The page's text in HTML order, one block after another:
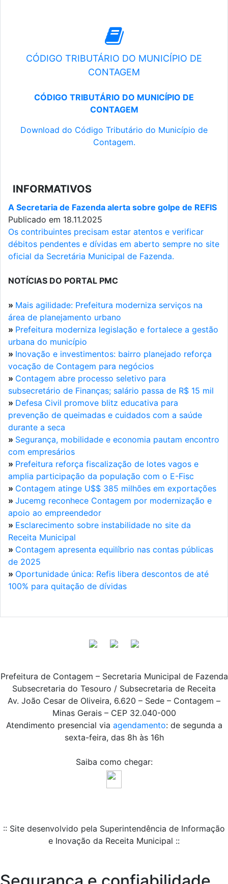
CÓDIGO TRIBUTÁRIO DO MUNICÍPIO DE
CONTAGEM
CÓDIGO TRIBUTÁRIO DO MUNICÍPIO DE
CONTAGEM
Download do Código Tributário do Município de
Contagem.
INFORMATIVOS
A Secretaria de Fazenda alerta sobre golpe de REFIS
Publicado em 18.11.2025
Os contribuintes precisam estar atentos e verificar
débitos pendentes e dívidas em aberto sempre no site
oficial da Secretária Municipal de Fazenda.
NOTÍCIAS DO PORTAL PMC
» Mais agilidade: Prefeitura moderniza serviços na
área de planejamento urbano
» Prefeitura moderniza legislação e fortalece a gestão
urbana do município
» Inovação e investimentos: bairro planejado reforça
vocação de Contagem para negócios
» Contagem abre processo seletivo para
subsecretário de Finanças; salário passa de R$ 15 mil
» Defesa Civil promove blitz educativa para
prevenção de queimadas e cuidados com a saúde
durante a seca
» Segurança, mobilidade e economia pautam encontro
com empresários
» Prefeitura reforça fiscalização de lotes vagos e
amplia participação da população com o E-Fisc
» Contagem atinge U$$ 385 milhões em exportações
» Jucemg reconhece Contagem por modernização e
apoio ao empreendedor
» Esclarecimento sobre instabilidade no site da
Receita Municipal
» Contagem apresenta equilíbrio nas contas públicas
de 2025
» Oportunidade única: Refis libera descontos de até
100% para quitação de dívidas
Prefeitura de Contagem – Secretaria Municipal de Fazenda
Subsecretaria do Tesouro / Subsecretaria de Receita
Av. João Cesar de Oliveira, 6.620 – Sede – Contagem –
Minas Gerais – CEP 32.040-000
Atendimento presencial via agendamento: de segunda a
sexta-feira, das 8h às 16h
Saiba como chegar:
:: Site desenvolvido pela Superintendência de Informação
e Inovação da Receita Municipal ::